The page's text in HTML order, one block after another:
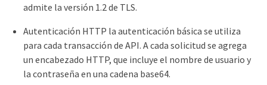
admite la versión 1.2 de TLS.
Autenticación HTTP la autenticación básica se utiliza
para cada transacción de API. A cada solicitud se agrega
un encabezado HTTP, que incluye el nombre de usuario y
la contraseña en una cadena base64.